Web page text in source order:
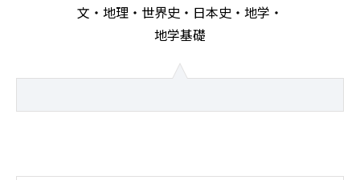
文・地理・世界史・日本史・地学・
地学基礎